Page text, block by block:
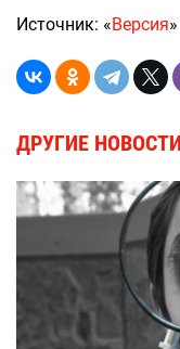
Источник: «Версия»
ДРУГИЕ НОВОСТИ